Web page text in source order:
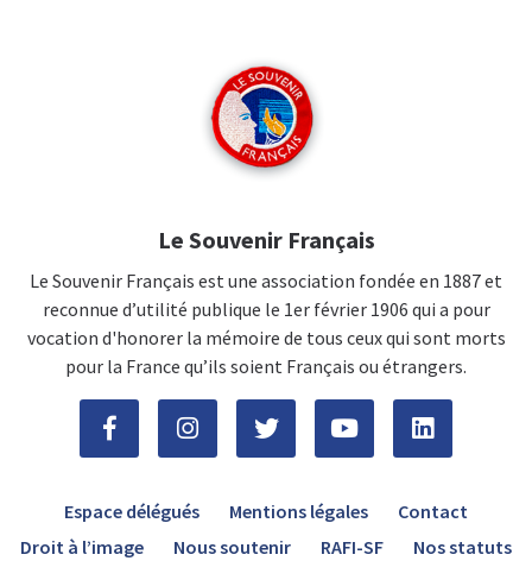
Le Souvenir Français
Le Souvenir Français est une association fondée en 1887 et
reconnue d’utilité publique le 1er février 1906 qui a pour
vocation d'honorer la mémoire de tous ceux qui sont morts
pour la France qu’ils soient Français ou étrangers.
Espace délégués Mentions légales
Contact
Droit à l’image
Nous soutenir RAFI-SF Nos statuts